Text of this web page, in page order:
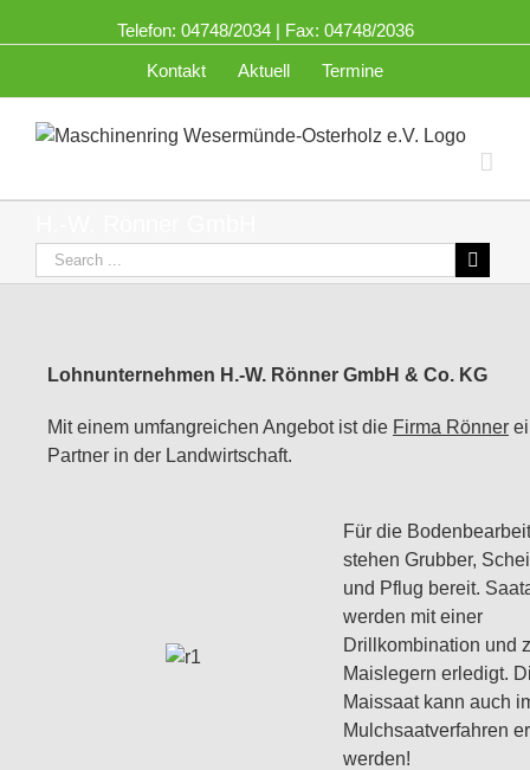
Telefon: 04748/2034 | Fax: 04748/2036
Kontakt
Aktuell Termine
Lohnunternehmen H.-W. Rönner GmbH & Co. KG
Mit einem umfangreichen Angebot ist die Firma Rönner
Partner in der Landwirtschaft.
Für die
stehen Grubber,
und Pflug bereit.
werden mit einer
Drillkombination und
Maislegern erledigt.
Maissaat kann auch
Mulchsaatverfahren
werden!